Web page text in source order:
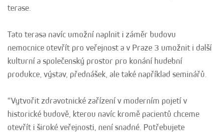
terase.
Tato terasa navíc umožní naplnit i záměr budovu
nemocnice otevřít pro veřejnost a v Praze 3 umožnit i další
kulturní a společenský prostor pro konání hudební
produkce, výstav, přednášek, ale také například seminářů.
"Vytvořit zdravotnické zařízení v moderním pojetí v
historické budově, kterou navíc kromě pacientů chceme
otevřít i široké veřejnosti, není snadné. Potřebujete